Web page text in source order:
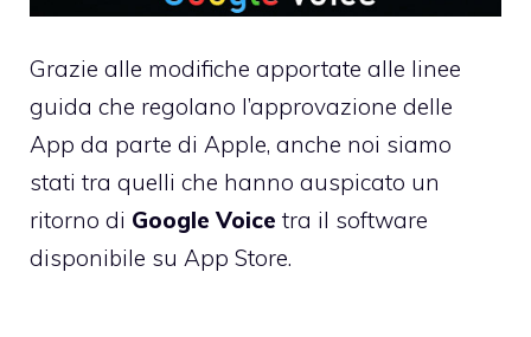
Grazie alle modifiche apportate alle linee
guida che regolano l’approvazione delle
App da parte di Apple, anche noi siamo
stati tra quelli che hanno auspicato un
ritorno di Google Voice tra il software
disponibile su App Store.